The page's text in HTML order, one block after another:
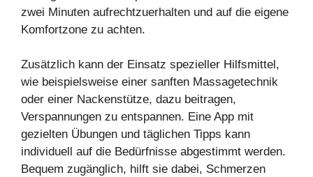
zwei Minuten aufrechtzuerhalten und auf die eigene
Komfortzone zu achten.
Zusätzlich kann der Einsatz spezieller Hilfsmittel,
wie beispielsweise einer sanften Massagetechnik
oder einer Nackenstütze, dazu beitragen,
Verspannungen zu entspannen. Eine App mit
gezielten Übungen und täglichen Tipps kann
individuell auf die Bedürfnisse abgestimmt werden.
Bequem zugänglich, hilft sie dabei, Schmerzen